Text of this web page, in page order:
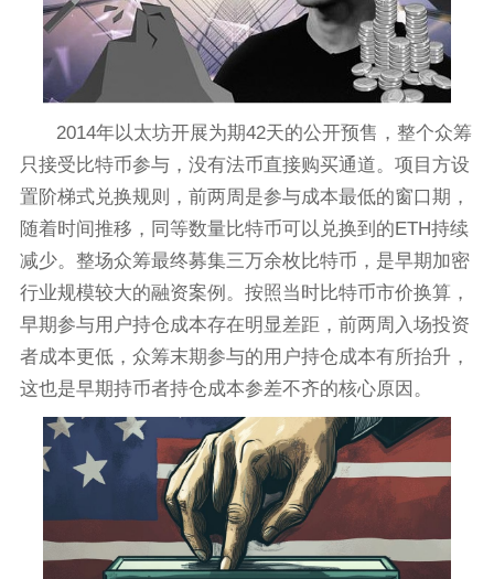
2014年以太坊开展为期42天的公开预售，整个众筹
只接受比特币参与，没有法币直接购买通道。项目方设
置阶梯式兑换规则，前两周是参与成本最低的窗口期，
随着时间推移，同等数量比特币可以兑换到的ETH持续
减少。整场众筹最终募集三万余枚比特币，是早期加密
行业规模较大的融资案例。按照当时比特币市价换算，
早期参与用户持仓成本存在明显差距，前两周入场投资
者成本更低，众筹末期参与的用户持仓成本有所抬升，
这也是早期持币者持仓成本参差不齐的核心原因。